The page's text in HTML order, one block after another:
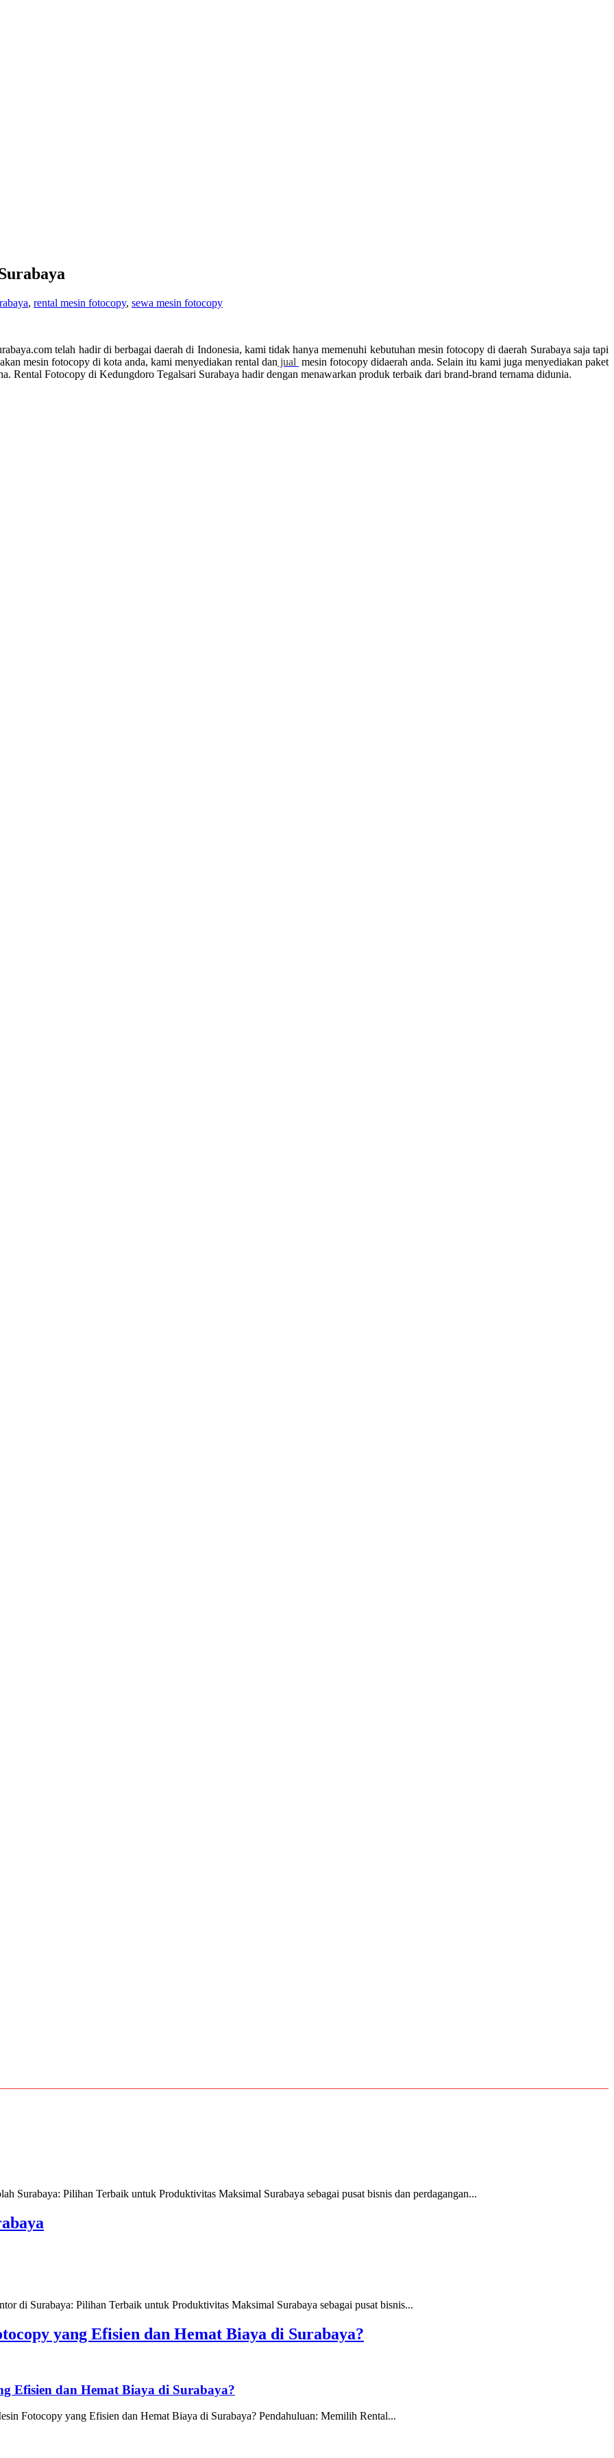
, rental mesin fotocopy, sewa mesin fotocopy
telah hadir di berbagai daerah di Indonesia, kami tidak hanya memenuhi kebutuhan mesin fotocopy di daerah Surabaya saja tapi
mesin fotocopy di kota anda, kami menyediakan rental dan jual mesin fotocopy didaerah anda. Selain itu kami juga menyediakan paket
Rental Fotocopy di Kedungdoro Tegalsari Surabaya hadir dengan menawarkan produk terbaik dari brand-brand ternama didunia.
Surabaya: Pilihan Terbaik untuk Produktivitas Maksimal Surabaya sebagai pusat bisnis dan perdagangan...
di Surabaya: Pilihan Terbaik untuk Produktivitas Maksimal Surabaya sebagai pusat bisnis...
yang Efisien dan Hemat Biaya di Surabaya?
Efisien dan Hemat Biaya di Surabaya?
Fotocopy yang Efisien dan Hemat Biaya di Surabaya? Pendahuluan: Memilih Rental...